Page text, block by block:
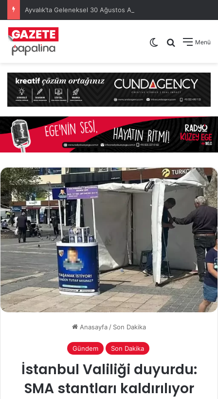
Menü
Arama yap
Dış görünümü
Anasayfa/ Son Dakika
Gündem Son Dakika
İstanbul Valiliği duyurdu:
SMA stantları kaldırılıyor